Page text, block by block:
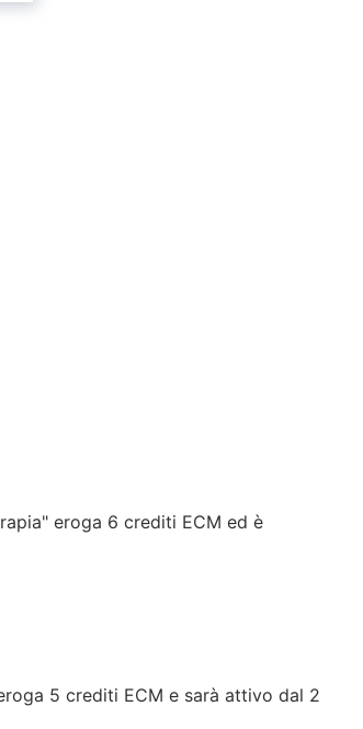
eroga 6 crediti ECM ed è
5 crediti ECM e sarà attivo dal 2